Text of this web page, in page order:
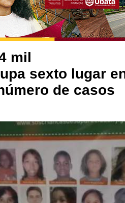
mil
sexto lugar
de casos